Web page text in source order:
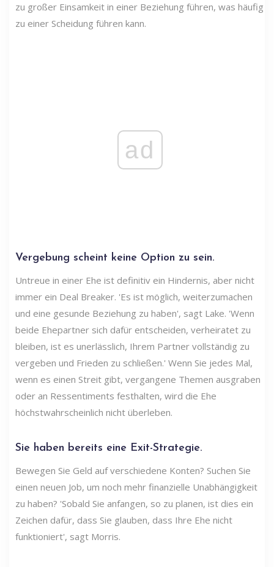
zu großer Einsamkeit in einer Beziehung führen, was häufig
zu einer Scheidung führen kann.
ad
Vergebung scheint keine Option zu sein.
Untreue in einer Ehe ist definitiv ein Hindernis, aber nicht
immer ein Deal Breaker. 'Es ist möglich, weiterzumachen
und eine gesunde Beziehung zu haben', sagt Lake. 'Wenn
beide Ehepartner sich dafür entscheiden, verheiratet zu
bleiben, ist es unerlässlich, Ihrem Partner vollständig zu
vergeben und Frieden zu schließen.' Wenn Sie jedes Mal,
wenn es einen Streit gibt, vergangene Themen ausgraben
oder an Ressentiments festhalten, wird die Ehe
höchstwahrscheinlich nicht überleben.
Sie haben bereits eine Exit-Strategie.
Bewegen Sie Geld auf verschiedene Konten? Suchen Sie
einen neuen Job, um noch mehr finanzielle Unabhängigkeit
zu haben? 'Sobald Sie anfangen, so zu planen, ist dies ein
Zeichen dafür, dass Sie glauben, dass Ihre Ehe nicht
funktioniert', sagt Morris.